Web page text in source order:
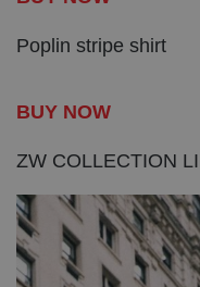
Poplin stripe shirt
BUY NOW
ZW COLLECTION